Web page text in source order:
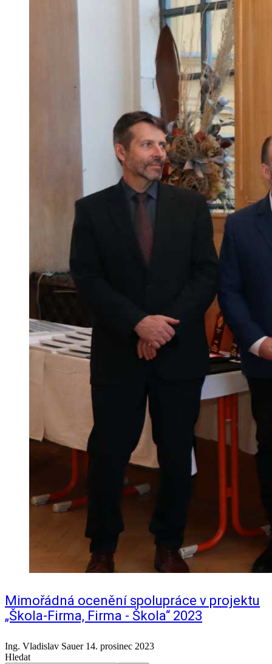
Mimořádná ocenění spolupráce v projektu
„Škola-Firma, Firma - Škola“ 2023
Ing. Vladislav Sauer 14. prosinec 2023
Hledat